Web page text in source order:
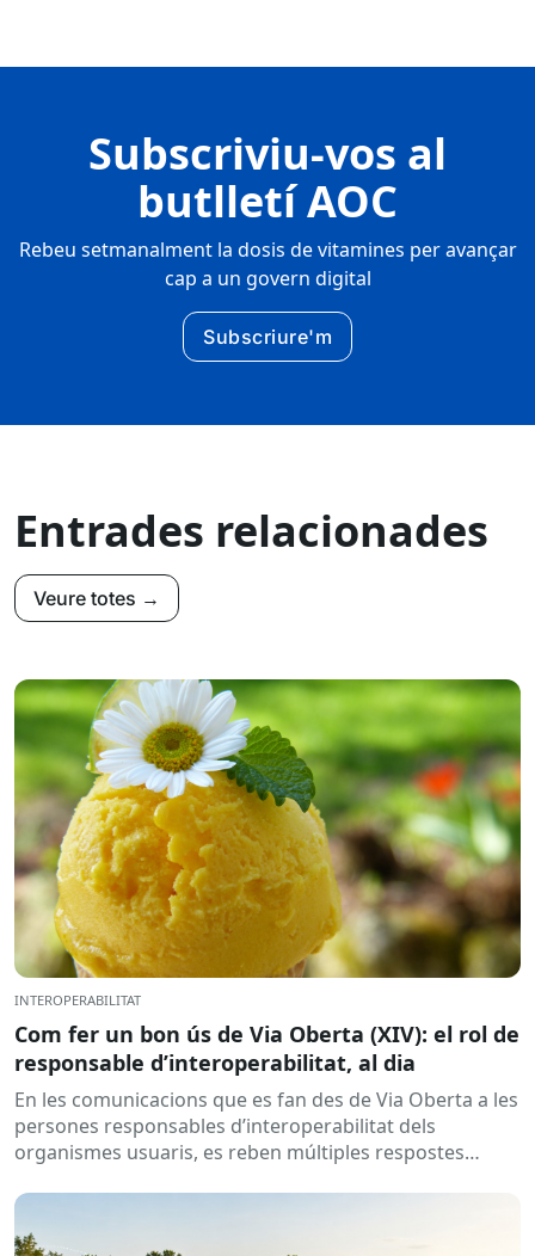
Subscriviu-vos al
butlletí AOC
Rebeu setmanalment la dosis de vitamines per avançar
cap a un govern digital
Subscriure'm
Entrades relacionades
Veure totes →
INTEROPERABILITAT
Com fer un bon ús de Via Oberta (XIV): el rol de
responsable d’interoperabilitat, al dia
En les comunicacions que es fan des de Via Oberta a les
persones responsables d’interoperabilitat dels
organismes usuaris, es reben múltiples respostes